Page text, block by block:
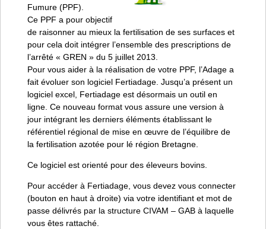
Fumure (PPF).
Ce PPF a pour objectif
de raisonner au mieux la fertilisation de ses surfaces et
pour cela doit intégrer l’ensemble des prescriptions de
l’arrêté « GREN » du 5 juillet 2013.
Pour vous aider à la réalisation de votre PPF, l’Adage a
fait évoluer son logiciel Fertiadage. Jusqu’a présent un
logiciel excel, Fertiadage est désormais un outil en
ligne. Ce nouveau format vous assure une version à
jour intégrant les derniers éléments établissant le
référentiel régional de mise en œuvre de l’équilibre de
la fertilisation azotée pour lé région Bretagne.
Ce logiciel est orienté pour des éleveurs bovins.
Pour accéder à Fertiadage, vous devez vous connecter
(bouton en haut à droite) via votre identifiant et mot de
passe délivrés par la structure CIVAM – GAB à laquelle
vous êtes rattaché.